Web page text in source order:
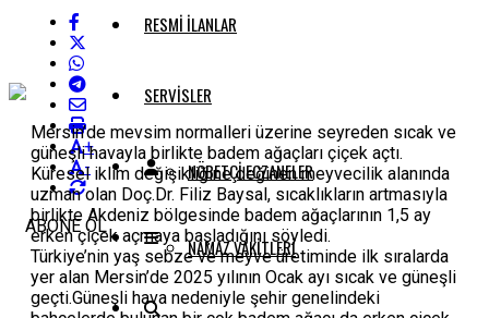
RESMI İLANLAR
SERVISLER
NÖBETÇI ECZANELER
NAMAZ VAKITLERI
+
-
ABONE OL
Mersin’de mevsim normalleri üzerine seyreden sıcak ve
güneşli havayla birlikte badem ağaçları çiçek açtı.
Küresel iklim değişikliğine değinen meyvecilik alanında
uzman olan Doç.Dr. Filiz Baysal, sıcaklıkların artmasıyla
birlikte Akdeniz bölgesinde badem ağaçlarının 1,5 ay
erken çiçek açmaya başladığını söyledi.
Türkiye’nin yaş sebze ve meyve üretiminde ilk sıralarda
yer alan Mersin’de 2025 yılının Ocak ayı sıcak ve güneşli
geçti.Güneşli hava nedeniyle şehir genelindeki